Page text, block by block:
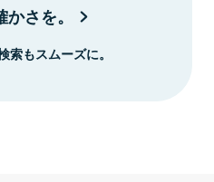
さを。
もスムーズに。